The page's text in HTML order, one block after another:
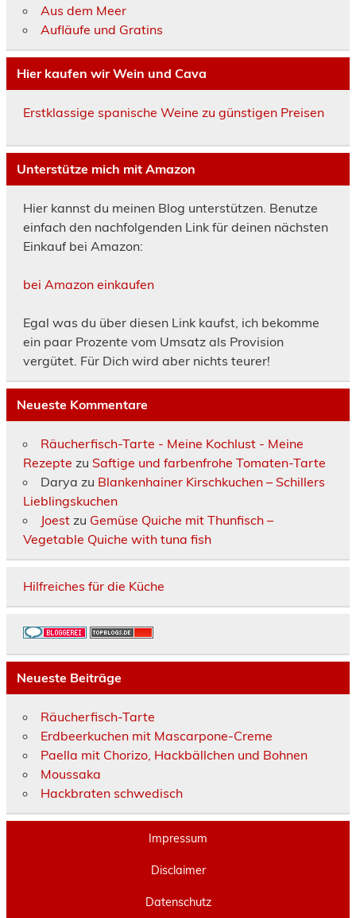
Aus dem Meer
Aufläufe und Gratins
Hier kaufen wir Wein und Cava
Erstklassige spanische Weine zu günstigen Preisen
Unterstütze mich mit Amazon
Hier kannst du meinen Blog unterstützen. Benutze
einfach den nachfolgenden Link für deinen nächsten
Einkauf bei Amazon:
bei Amazon einkaufen
Egal was du über diesen Link kaufst, ich bekomme
ein paar Prozente vom Umsatz als Provision
vergütet. Für Dich wird aber nichts teurer!
Neueste Kommentare
Räucherfisch-Tarte - Meine Kochlust - Meine
Rezepte zu Saftige und farbenfrohe Tomaten-Tarte
Darya zu Blankenhainer Kirschkuchen – Schillers
Lieblingskuchen
Joestzu Gemüse Quiche mit Thunfisch –
Vegetable Quiche with tuna fish
Hilfreiches für die Küche
Neueste Beiträge
Räucherfisch-Tarte
Erdbeerkuchen mit Mascarpone-Creme
Paella mit Chorizo, Hackbällchen und Bohnen
Moussaka
Hackbraten schwedisch
Impressum
Disclaimer
Datenschutz